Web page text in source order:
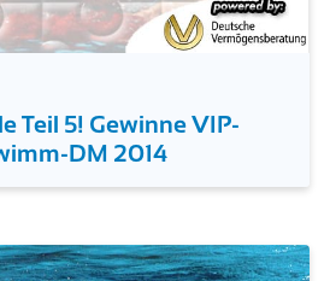
Teil 5! Gewinne VIP-
DM 2014